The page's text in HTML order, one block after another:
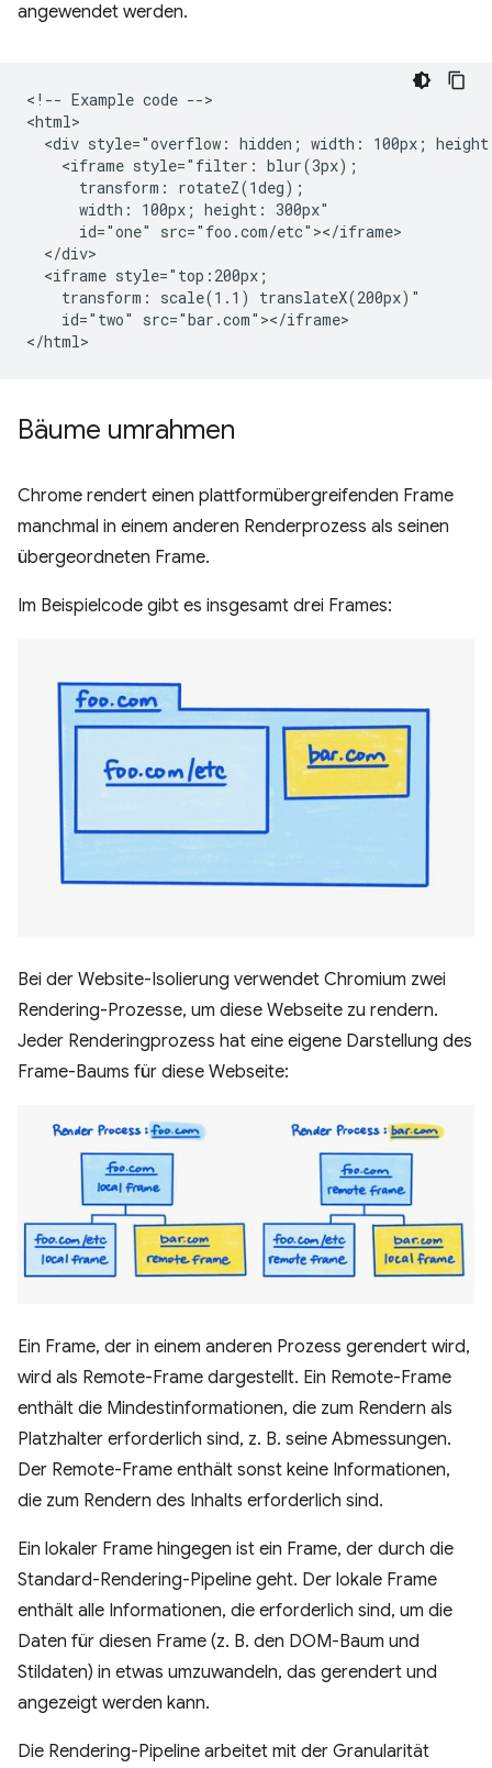
angewendet werden.
<!-- Example code -->
<html>
<div style="overflow: hidden; width: 100px;
    <iframe style="filter: blur(3px);
      transform: rotateZ(1deg);
      width: 100px; height: 300px"
      id="one" src="foo.com/etc"></iframe>
  </div>
  <iframe style="top:200px;
    transform: scale(1.1) translateX(200px)"
    id="two" src="bar.com"></iframe>
Bäume umrahmen
Chrome rendert einen plattformübergreifenden Frame
manchmal in einem anderen Renderprozess als seinen
übergeordneten Frame.
Im Beispielcode gibt es insgesamt drei Frames:
Bei der Website-Isolierung verwendet Chromium zwei
Rendering-Prozesse, um diese Webseite zu rendern.
Jeder Renderingprozess hat eine eigene Darstellung des
Frame-Baums für diese Webseite:
Ein Frame, der in einem anderen Prozess gerendert wird,
wird als Remote-Frame dargestellt. Ein Remote-Frame
enthält die Mindestinformationen, die zum Rendern als
Platzhalter erforderlich sind, z. B. seine Abmessungen.
Der Remote-Frame enthält sonst keine Informationen,
die zum Rendern des Inhalts erforderlich sind.
Ein lokaler Frame hingegen ist ein Frame, der durch die
Standard-Rendering-Pipeline geht. Der lokale Frame
enthält alle Informationen, die erforderlich sind, um die
Daten für diesen Frame (z. B. den DOM-Baum und
Stildaten) in etwas umzuwandeln, das gerendert und
angezeigt werden kann.
Die Rendering-Pipeline arbeitet mit der Granularität